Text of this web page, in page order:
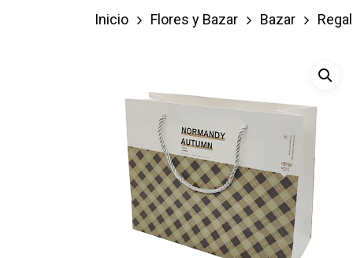
Presione enter para buscar o ESC para
Inicio Flores y Bazar Bazar